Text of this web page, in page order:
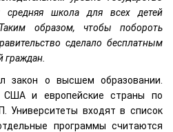
средняя школа для всех детей
Таким образом, чтобы побороть
сделало бесплатным
граждан.
закон о высшем образовании.
США и европейские страны по
Университеты входят в список
программы считаются